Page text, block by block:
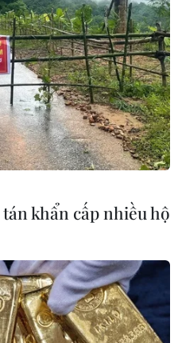
khẩn cấp nhiều hộ